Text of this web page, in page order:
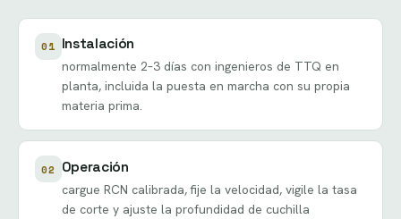
01 Instalación
normalmente 2–3 días con ingenieros de TTQ en
planta, incluida la puesta en marcha con su propia
materia prima.
02 Operación
cargue RCN calibrada, fije la velocidad, vigile la tasa
de corte y ajuste la profundidad de cuchilla